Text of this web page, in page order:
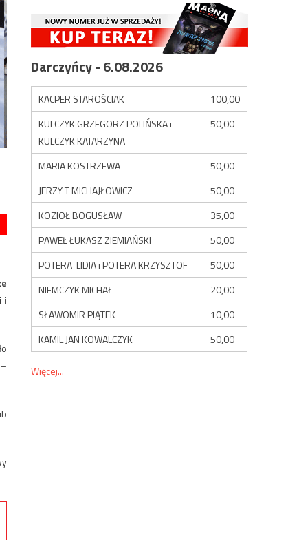
i
Darczyńcy - 6.08.2026
KACPER STAROŚCIAK
100,00
KULCZYK GRZEGORZ POLIŃSKA i
KULCZYK KATARZYNA
50,00
MARIA KOSTRZEWA
50,00
JERZY T MICHAJŁOWICZ
50,00
KOZIOŁ BOGUSŁAW
35,00
PAWEŁ ŁUKASZ ZIEMIAŃSKI
50,00
POTERA LIDIA i POTERA KRZYSZTOF
50,00
NIEMCZYK MICHAŁ
20,00
SŁAWOMIR PIĄTEK
10,00
KAMIL JAN KOWALCZYK
50,00
Więcej...